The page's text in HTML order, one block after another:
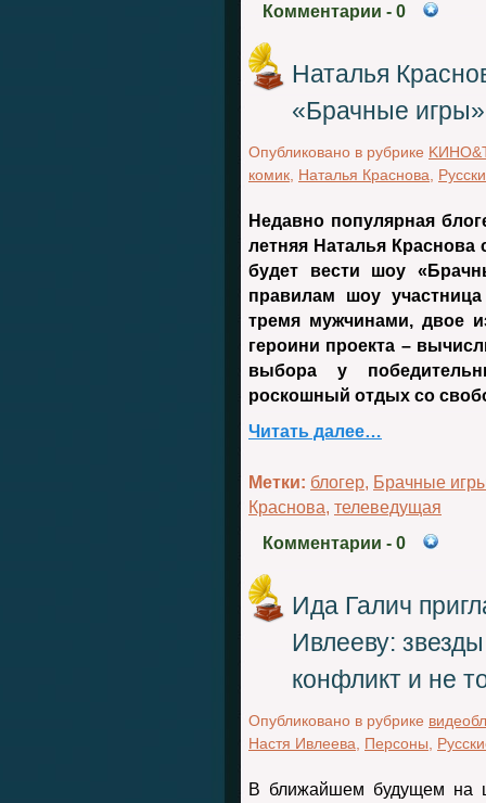
Комментарии - 0
Наталья
«Брачные
Опубликовано в рубрике
комик Наталья Краснова
Недавно популярная
летняя Наталья Краснова
будет вести шоу
правилам шоу
тремя мужчинами, двое
героини проекта –
выбора у
роскошный отдых со
Читать далее…
Метки: блогер, Брачные
Краснова, телеведущая
Комментарии - 0
Ида Галич
Ивлееву:
конфликт и не
Опубликовано в рубрике
Настя Ивлеева
Персоны
В ближайшем будущем на